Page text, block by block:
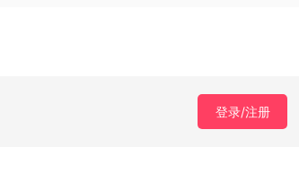
登录/注册